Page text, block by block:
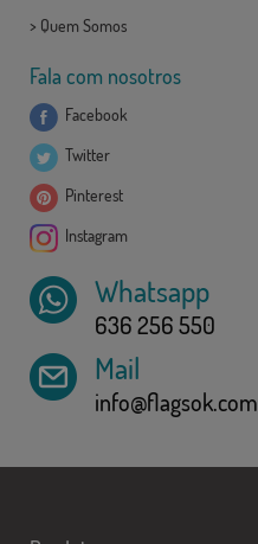
> Quem Somos
Fala com nosotros
Facebook
Twitter
Pinterest
Instagram
Whatsapp
636 256 550
Mail
info@flagsok.com